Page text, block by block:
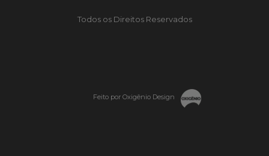
Todos os Direitos Reservados
Feito por Oxigênio Design